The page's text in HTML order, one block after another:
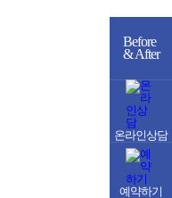
Before
& After
온라인상담
예약하기